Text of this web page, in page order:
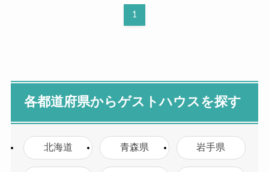
1
各都道府県からゲストハウスを探す
北海道 青森県 岩手県